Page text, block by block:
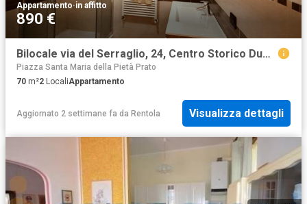
Appartamento·in affitto
890 €
Bilocale via del Serraglio, 24, Centro Storico Duomo, Prato
Piazza Santa Maria della Pietà Prato
70 m²2 LocaliAppartamento
Aggiornato 2 settimane fa da Rentola Visualizza dettagli